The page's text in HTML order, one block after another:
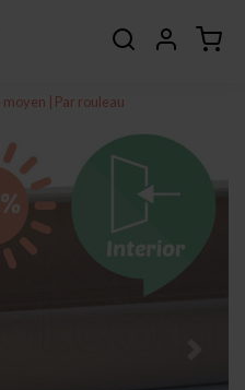
| Par rouleau